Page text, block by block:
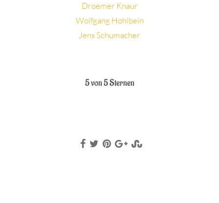
Droemer Knaur
Wolfgang Hohlbein
Jens Schumacher
5 von 5 Sternen